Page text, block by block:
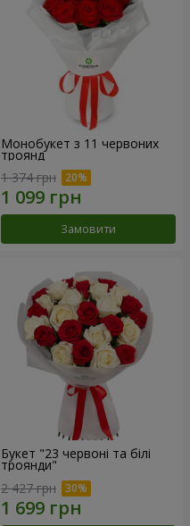
Монобукет з 11 червоних
троянд
1 374 грн
Замовити
Букет "23 червоні та білі
троянди"
2 427 грн